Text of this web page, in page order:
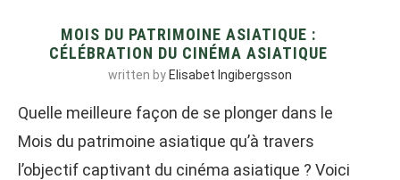
MOIS DU PATRIMOINE ASIATIQUE :
CÉLÉBRATION DU CINÉMA ASIATIQUE
written by Elisabet Ingibergsson
Quelle meilleure façon de se plonger dans le
Mois du patrimoine asiatique qu’à travers
l’objectif captivant du cinéma asiatique ? Voici